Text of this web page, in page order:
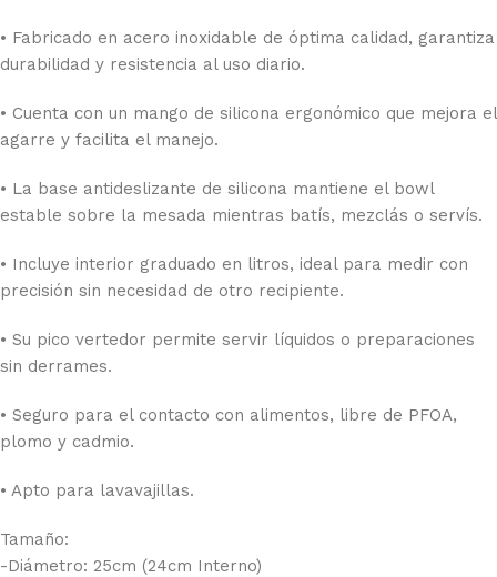
• Fabricado en acero inoxidable de óptima calidad, garantiza
durabilidad y resistencia al uso diario.
• Cuenta con un mango de silicona ergonómico que mejora el
agarre y facilita el manejo.
• La base antideslizante de silicona mantiene el bowl
estable sobre la mesada mientras batís, mezclás o servís.
• Incluye interior graduado en litros, ideal para medir con
precisión sin necesidad de otro recipiente.
• Su pico vertedor permite servir líquidos o preparaciones
sin derrames.
• Seguro para el contacto con alimentos, libre de PFOA,
plomo y cadmio.
• Apto para lavavajillas.
Tamaño:
-Diámetro: 25cm (24cm Interno)